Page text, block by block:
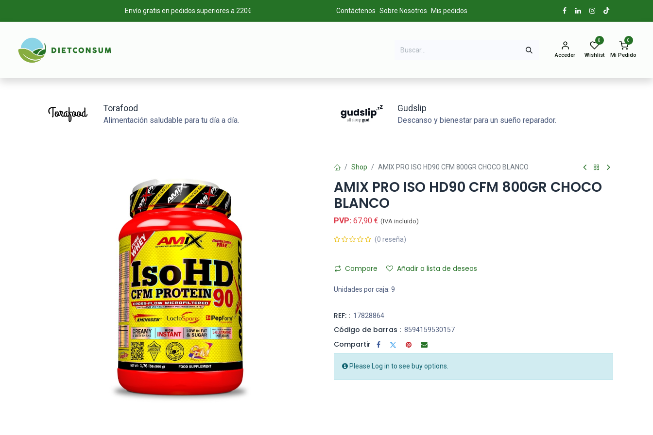
Envío gratis en pedidos superiores a 220€ Contáctenos Sobre Nosotros Mis pedidos
Acceder
0
Wishlist
0
Mi Pedido
Torafood
Alimentación saludable para tu día a día.
Gudslip
Descanso y bienestar para un sueño reparador.
Shop AMIX PRO ISO HD90 CFM 800GR CHOCO BLANCO
AMIX PRO ISO HD90 CFM 800GR CHOCO
BLANCO
PVP: 67,90 € (IVA incluido)
(0 reseña)
Compare Añadir a lista de deseos
Unidades por caja: 9
REF: : 17828864
Código de barras : 8594159530157
Compartir
Please Log in to see buy options.